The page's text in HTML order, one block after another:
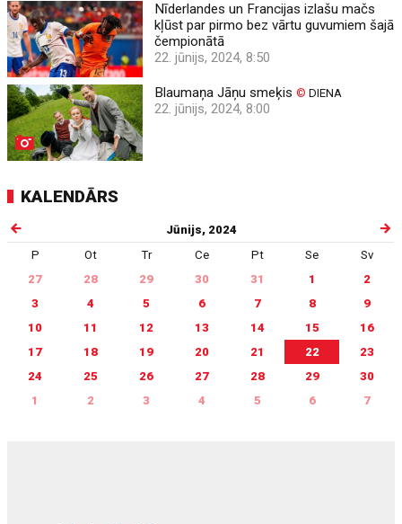
Nīderlandes un Francijas izlašu mačs
kļūst par pirmo bez vārtu guvumiem šajā
čempionātā
22. jūnijs, 2024, 8:50
Blaumaņa Jāņu smeķis© DIENA
22. jūnijs, 2024, 8:00
KALENDĀRS
Jūnijs, 2024
P
Ot Tr Ce Pt Se
Sv
27
28 29 30 31 1
2
3
4 5 6 7 8
9
10
11 12 13 14 15
16
17
18 19 20 21 22
23
24
25 26 27 28 29
30
1
2 3 4 5 6 7